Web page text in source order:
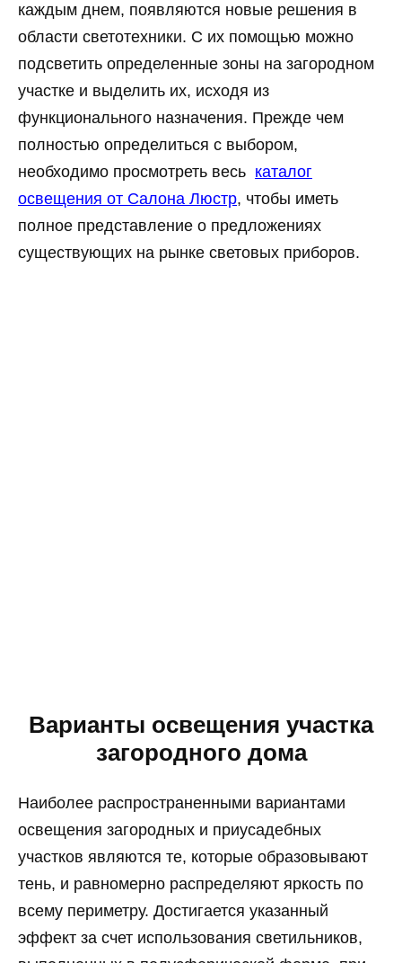
каждым днем, появляются новые решения в
области светотехники. С их помощью можно
подсветить определенные зоны на загородном
участке и выделить их, исходя из
функционального назначения. Прежде чем
полностью определиться с выбором,
необходимо просмотреть весь каталог
освещения от Салона Люстр, чтобы иметь
полное представление о предложениях
существующих на рынке световых приборов.
Варианты освещения участка
загородного дома
Наиболее распространенными вариантами
освещения загородных и приусадебных
участков являются те, которые образовывают
тень, и равномерно распределяют яркость по
всему периметру. Достигается указанный
эффект за счет использования светильников,